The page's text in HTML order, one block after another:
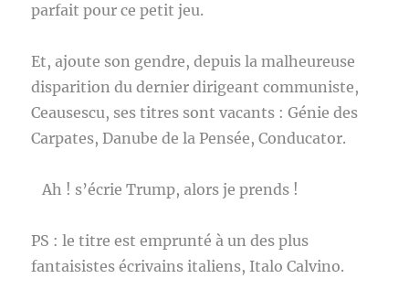
parfait pour ce petit jeu.
Et, ajoute son gendre, depuis la malheureuse
disparition du dernier dirigeant communiste,
Ceausescu, ses titres sont vacants : Génie des
Carpates, Danube de la Pensée, Conducator.
Ah ! s’écrie Trump, alors je prends !
PS : le titre est emprunté à un des plus
fantaisistes écrivains italiens, Italo Calvino.